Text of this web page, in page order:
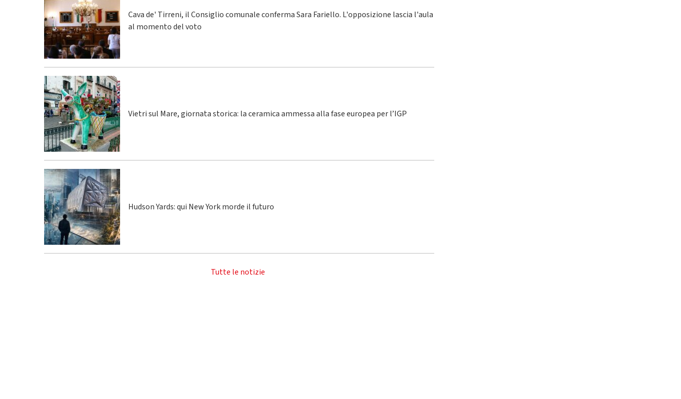
Cava de' Tirreni, il Consiglio comunale conferma Sara Fariello. L'opposizione lascia l'aula
al momento del voto
Vietri sul Mare, giornata storica: la ceramica ammessa alla fase europea per l’IGP
Hudson Yards: qui New York morde il futuro
Tutte le notizie